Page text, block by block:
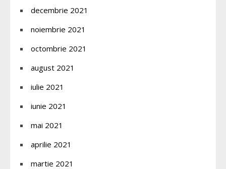
decembrie 2021
noiembrie 2021
octombrie 2021
august 2021
iulie 2021
iunie 2021
mai 2021
aprilie 2021
martie 2021